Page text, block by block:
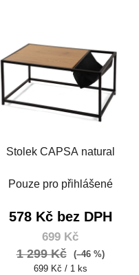
Stolek CAPSA natural
Pouze pro přihlášené
578 Kč bez DPH
699 Kč
1 299 Kč
(–46 %)
Měrná
699 Kč / 1 ks